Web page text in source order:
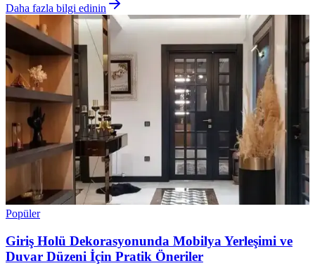
Daha fazla bilgi edinin
Popüler
Giriş Holü Dekorasyonunda Mobilya Yerleşimi ve
Duvar Düzeni İçin Pratik Öneriler